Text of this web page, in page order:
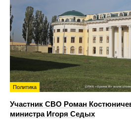
Политика
Участник СВО Роман
министра Игоря Седых